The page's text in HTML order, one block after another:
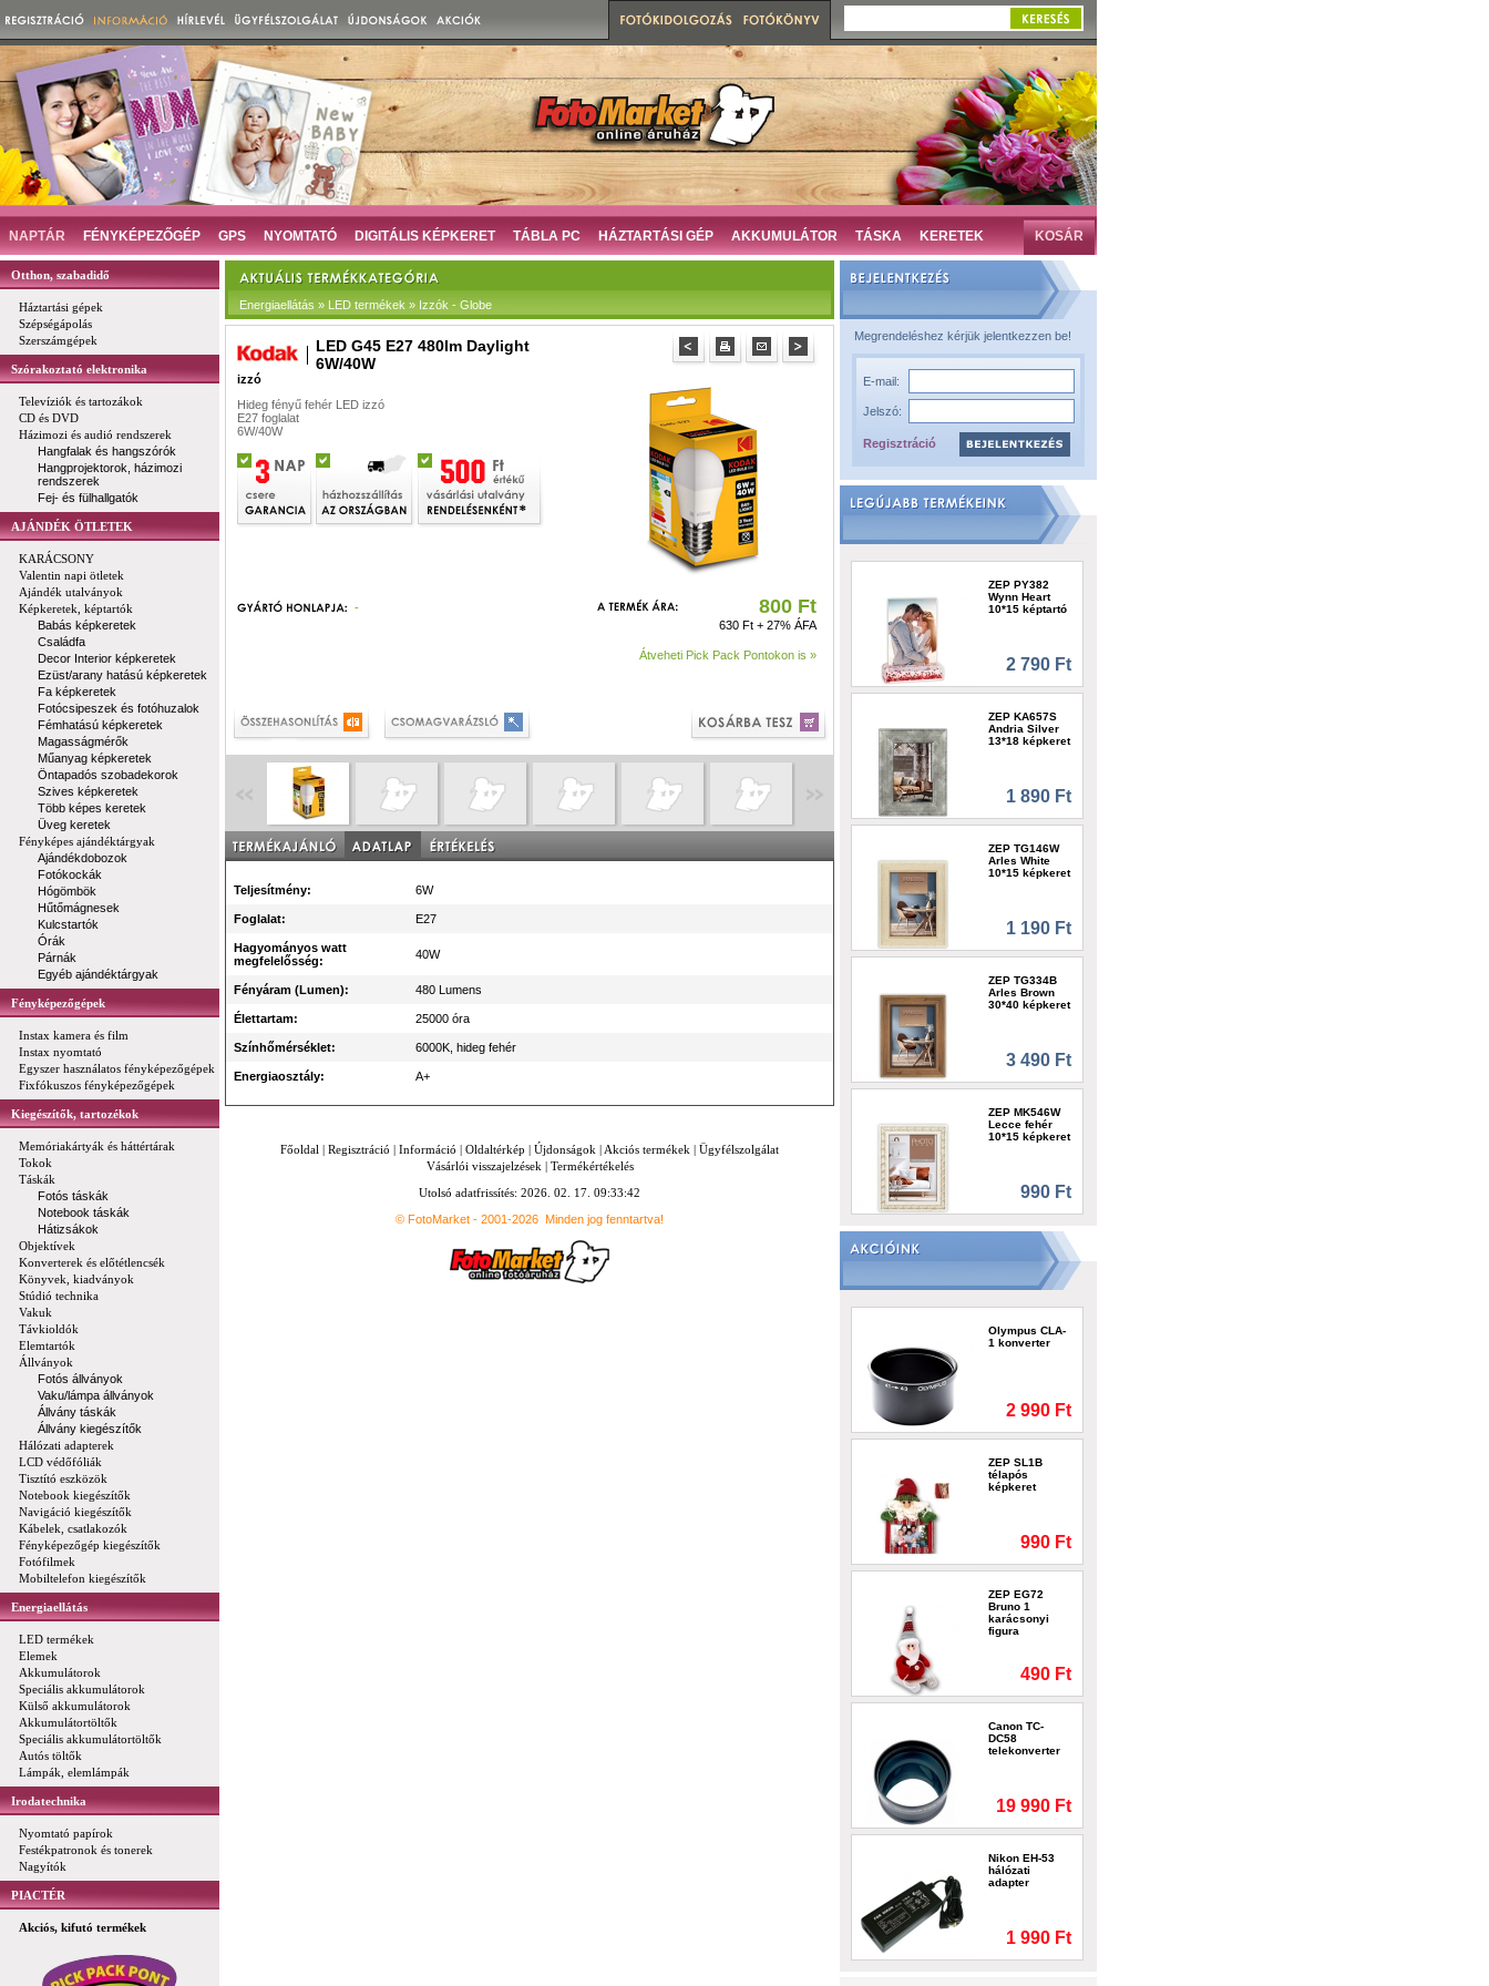
NAPTÁR FÉNYKÉPEZŐGÉP GPS NYOMTATÓ DIGITÁLIS KÉPKERET TÁBLA PC HÁZTARTÁSI GÉP AKKUMULÁTOR TÁSKA KERETEK KOSÁR
Otthon, szabadidő
Háztartási gépek
Szépségápolás
Szerszámgépek
Szórakoztató elektronika
Televíziók és tartozákok
CD és DVD
Házimozi és audió rendszerek
Hangfalak és hangszórók
Hangprojektorok, házimozi
rendszerek
Fej- és fülhallgatók
AJÁNDÉK ÖTLETEK
KARÁCSONY
Valentin napi ötletek
Ajándék utalványok
Képkeretek, képtartók
Babás képkeretek
Családfa
Decor Interior képkeretek
Ezüst/arany hatású képkeretek
Fa képkeretek
Fotócsipeszek és fotóhuzalok
Fémhatású képkeretek
Magasságmérők
Műanyag képkeretek
Öntapadós szobadekorok
Szives képkeretek
Több képes keretek
Üveg keretek
Fényképes ajándéktárgyak
Ajándékdobozok
Fotókockák
Hógömbök
Hűtőmágnesek
Kulcstartók
Órák
Párnák
Egyéb ajándéktárgyak
Fényképezőgépek
Instax kamera és film
Instax nyomtató
Egyszer használatos fényképezőgépek
Fixfókuszos fényképezőgépek
Kiegészítők, tartozékok
Memóriakártyák és háttértárak
Tokok
Táskák
Fotós táskák
Notebook táskák
Hátizsákok
Objektívek
Konverterek és előtétlencsék
Könyvek, kiadványok
Stúdió technika
Vakuk
Távkioldók
Elemtartók
Állványok
Fotós állványok
Vaku/lámpa állványok
Állvány táskák
Állvány kiegészítők
Hálózati adapterek
LCD védőfóliák
Tisztító eszközök
Notebook kiegészítők
Navigáció kiegészítők
Kábelek, csatlakozók
Fényképezőgép kiegészítők
Fotófilmek
Mobiltelefon kiegészítők
Energiaellátás
LED termékek
Elemek
Akkumulátorok
Speciális akkumulátorok
Külső akkumulátorok
Akkumulátortöltők
Speciális akkumulátortöltők
Autós töltők
Lámpák, elemlámpák
Irodatechnika
Nyomtató papírok
Festékpatronok és tonerek
Nagyítók
PIACTÉR
Akciós, kifutó termékek
Energiaellátás » LED termékek » Izzók - Globe
LED G45 E27 480lm Daylight
6W/40W
izzó
Hideg fényű fehér LED izzó
E27 foglalat
6W/40W
- 800 Ft
630 Ft + 27% ÁFA
Átveheti Pick Pack Pontokon is »
Teljesítmény: 6W
Foglalat: E27
Hagyományos watt
megfelelősség:
40W
Fényáram (Lumen): 480 Lumens
Élettartam: 25000 óra
Színhőmérséklet: 6000K, hideg fehér
Energiaosztály: A+
Főoldal | Regisztráció | Információ | Oldaltérkép | Újdonságok | Akciós termékek | Ügyfélszolgálat
Vásárlói visszajelzések | Termékértékelés
Utolsó adatfrissítés: 2026. 02. 17. 09:33:42
© FotoMarket - 2001-2026 Minden jog fenntartva!
Megrendeléshez kérjük jelentkezzen be!
E-mail:
Jelszó:
Regisztráció
ZEP PY382
Wynn Heart
10*15 képtartó
2 790 Ft
ZEP KA657S
Andria Silver
13*18 képkeret
1 890 Ft
ZEP TG146W
Arles White
10*15 képkeret
1 190 Ft
ZEP TG334B
Arles Brown
30*40 képkeret
3 490 Ft
ZEP MK546W
Lecce fehér
10*15 képkeret
990 Ft
Olympus CLA-
1 konverter
2 990 Ft
ZEP SL1B
télapós
képkeret
990 Ft
ZEP EG72
Bruno 1
karácsonyi
figura
490 Ft
Canon TC-
DC58
telekonverter
19 990 Ft
Nikon EH-53
hálózati
adapter
1 990 Ft